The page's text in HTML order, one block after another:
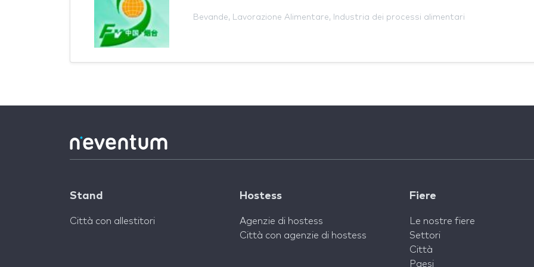
Bevande, Lavorazione Alimentare, Industria dei processi alimentari
Stand
Città con allestitori
Hostess
Agenzie di hostess
Città con agenzie di hostess
Fiere
Le nostre fiere
Settori
Città
Paesi